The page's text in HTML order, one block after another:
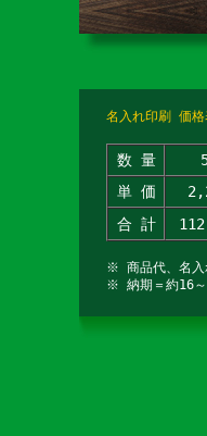
名入れ印刷 価格
数 量
単 価
合 計
※ 商品代、名入
※ 納期＝約16～